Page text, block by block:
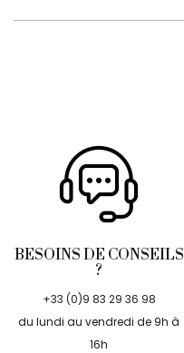
BESOINS DE CONSEILS
?
+33 (0)9 83 29 36 98
du lundi au vendredi de 9h à
16h